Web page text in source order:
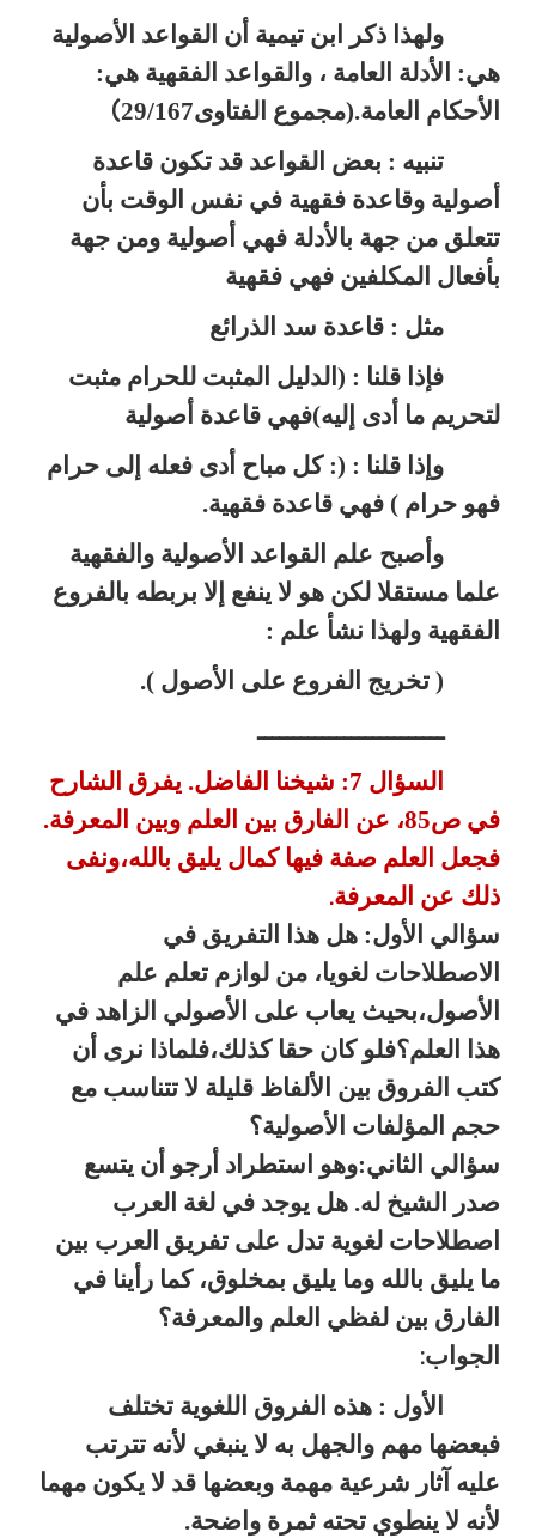
ولهذا ذكر ابن تيمية أن القواعد الأصولية
هي: الأدلة العامة ، والقواعد الفقهية هي:
الأحكام العامة.(مجموع الفتاوى29/167
(
تنبيه : بعض القواعد قد تكون قاعدة
أصولية وقاعدة فقهية في نفس الوقت بأن
تتعلق من جهة بالأدلة فهي أصولية ومن جهة
بأفعال المكلفين فهي فقهية
مثل : قاعدة سد الذرائع
فإذا قلنا : (الدليل المثبت للحرام مثبت
لتحريم ما أدى إليه)فهي قاعدة أصولية
وإذا قلنا : (: كل مباح أدى فعله إلى حرام
فهو حرام ) فهي قاعدة فقهية.
وأصبح علم القواعد الأصولية والفقهية
علما مستقلا لكن هو لا ينفع إلا بربطه بالفروع
الفقهية ولهذا نشأ علم :
( تخريج الفروع على الأصول ).
ــــــــــــــــــــــــــ
السؤال 7: شيخنا الفاضل. يفرق الشارح
في ص85، عن الفارق بين
العلم وبين المعرفة.
فجعل العلم صفة فيها كمال يليق بالله،ونفى
ذلك عن المعرفة.
سؤالي الأول: هل هذا التفريق في
الاصطلاحات لغويا، من لوازم تعلم علم
الأصول،بحيث يعاب على الأصولي الزاهد في
هذا العلم؟فلو كان حقا كذلك،فلماذا نرى أن
كتب الفروق بين الألفاظ قليلة لا تتناسب مع
حجم المؤلفات الأصولية؟
سؤالي الثاني:وهو استطراد أرجو أن يتسع
صدر الشيخ له. هل يوجد في لغة العرب
اصطلاحات لغوية تدل على تفريق العرب بين
ما يليق بالله وما يليق بمخلوق، كما رأينا في
الفارق بين لفظي العلم والمعرفة؟
الجواب:
الأول : هذه الفروق اللغوية تختلف
فبعضها مهم والجهل به لا ينبغي لأنه تترتب
عليه آثار شرعية مهمة وبعضها قد لا يكون مهما
لأنه لا ينطوي تحته ثمرة واضحة.